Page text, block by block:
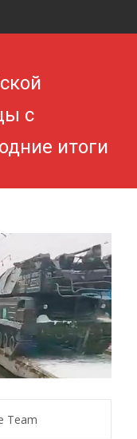
с
итоги
Team